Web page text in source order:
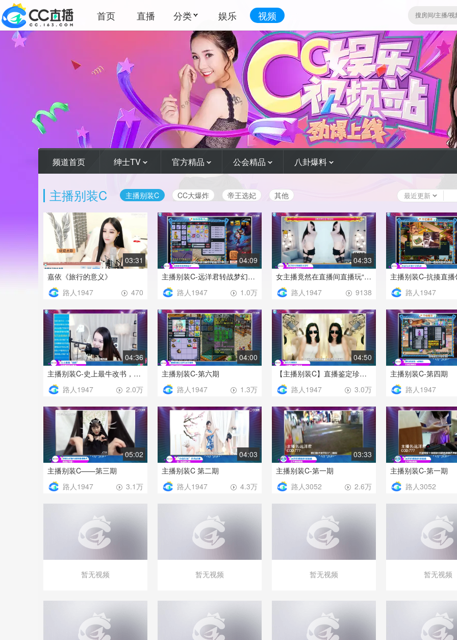
首页 直播 分类 娱乐 视频
频道首页 绅士TV 官方精品 公会精品 八卦爆料
主播别装C 主播别装C CC大爆炸 帝王选妃 其他 最近更新
03:31
嘉依《旅行的意义》
470
路人1947
04:09
主播别装C-远洋君转战梦幻，连挖三本高偷瞬间奔溃
1.0万
路人1947
04:33
女主播竟然在直播间直播玩“球”，这都不被封？！
9138
路人1947 路人1947
04:36
主播别装C-史上最牛改书，挑战心理极限！
2.0万
路人1947
04:00
主播别装C-第六期
1.3万
路人1947
04:50
【主播别装C】直播鉴定珍宝阁团队硬件！
3.0万
路人1947
主播别装C-第四期
路人1947
05:02
主播别装C——第三期
3.1万
路人1947
04:03
主播别装C 第二期
4.3万
路人1947
03:33
主播别装C-第一期
2.6万
路人3052
主播别装C-第一期
路人3052